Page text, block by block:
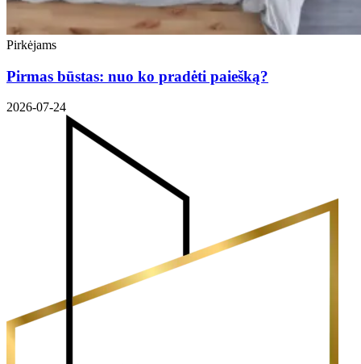
Pirkėjams
Pirmas būstas: nuo ko pradėti paiešką?
2026-07-24